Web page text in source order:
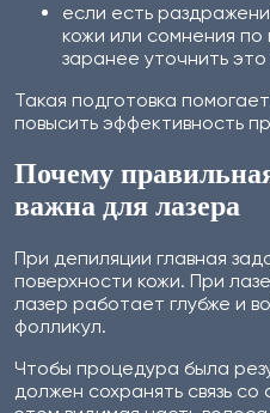
если есть
кожи или сомнения по
заранее уточнить
Такая подготовка
повысить эффективность
Почему
важна для лазера
При депиляции главная
поверхности кожи. При
лазер работает глубже и
фолликул.
Чтобы процедура была
должен сохранять связь